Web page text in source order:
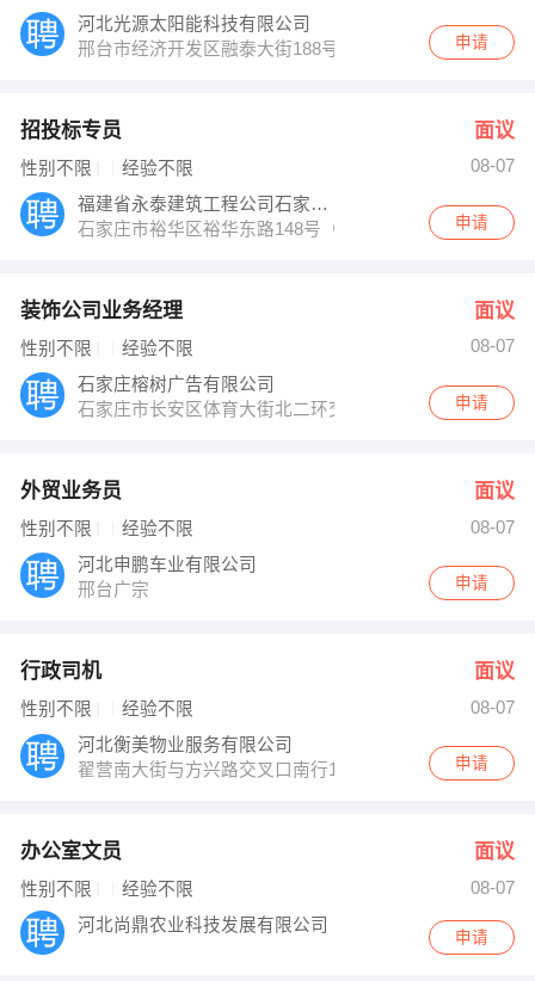
河北光源太阳能科技有限公司
邢台市经济开发区融泰大街188号
申请
招投标专员 面议
性别不限 经验不限
08-07
福建省永泰建筑工程公司石家庄分公司
石家庄市裕华区裕华东路148号（裕华路与谈固大街西南
申请
装饰公司业务经理 面议
性别不限 经验不限
08-07
石家庄榕树广告有限公司
石家庄市长安区体育大街北二环交口北行桃园别墅区4区3
申请
外贸业务员 面议
性别不限 经验不限
08-07
河北申鹏车业有限公司
邢台广宗
申请
行政司机 面议
性别不限 经验不限
08-07
河北衡美物业服务有限公司
翟营南大街与方兴路交叉口南行100米路东众美A区13号
申请
办公室文员 面议
性别不限 经验不限
08-07
河北尚鼎农业科技发展有限公司
申请